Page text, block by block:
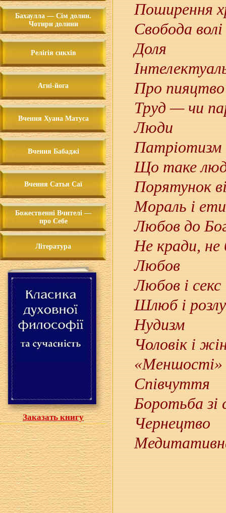
Бахаулла — Сім долин.
Чотири долини
Релігія сикхів
Агні-йога
Вчення Хуана Матуса
Вчення Бабаджі
Вчення Сатья Саї
Божественні Вчителі —
про Себе
Література
Заказать книгу
Поширення
Свобода волі
Доля
Про пияцтво
Труд — чи
Люди
Патріотизм
Що таке
Порятунок
Мораль і
Любов до
Не кради,
Любов
Любов і секс
Шлюб і
Нудизм
Чоловік і
«Меншості»
Співчуття
Боротьба зі
Чернецтво